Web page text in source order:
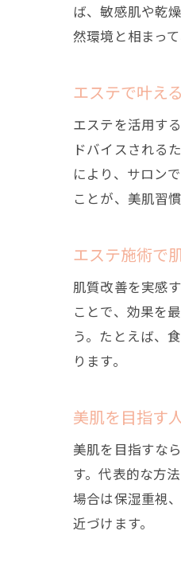
ば、敏感肌や乾
然環境と相まっ
エステで叶え
エステを活用す
ドバイスされる
により、サロン
ことが、美肌習
エステ施術で
肌質改善を実感
ことで、効果を
う。たとえば、
ります。
美肌を目指す
美肌を目指すな
す。代表的な方
場合は保湿重視
近づけます。